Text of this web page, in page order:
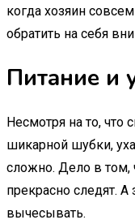
когда хозяин
обратить на себя
Питание и
Несмотря на то, что
шикарной шубки,
сложно. Дело в том,
прекрасно следят. А
вычесывать.